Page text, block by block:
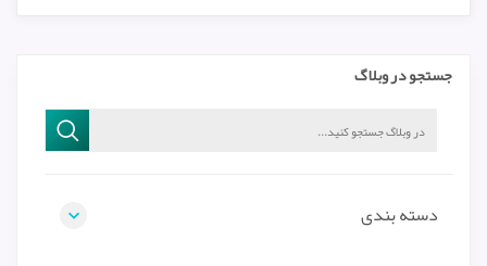
جستجو در وبلاگ
دسته بندی